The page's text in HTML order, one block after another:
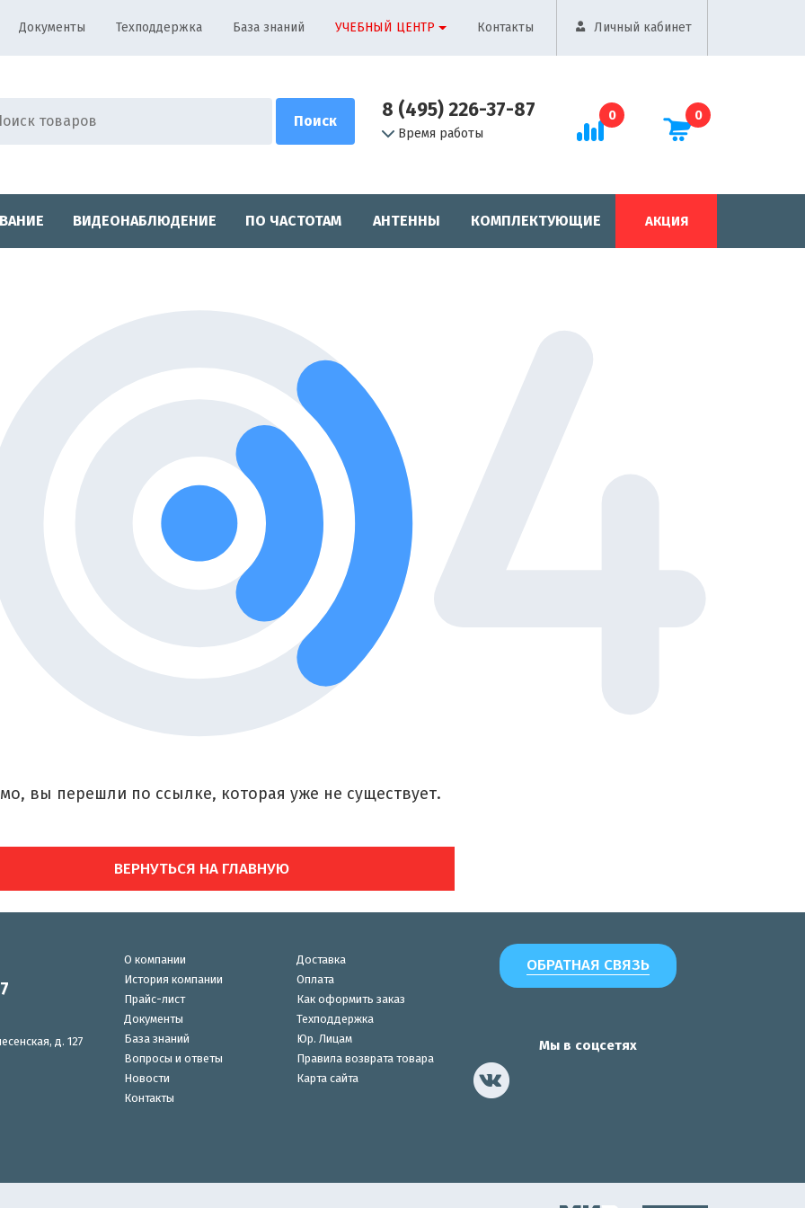
Документы Техподдержка База знаний УЧЕБНЫЙ ЦЕНТР Контакты Личный кабинет
8 (495) 226-37-87
Время работы
0 0
ВИДЕОНАБЛЮДЕНИЕ ПО ЧАСТОТАМ АНТЕННЫ КОМПЛЕКТУЮЩИЕ АКЦИЯ
вы перешли по ссылке, которая уже не существует.
ВЕРНУТЬСЯ НА ГЛАВНУЮ
д. 127
О компании
История компании
Прайс-лист
Документы
База знаний
Вопросы и ответы
Новости
Контакты
Доставка
Оплата
Как оформить заказ
Техподдержка
Юр. Лицам
Правила возврата товара
Карта сайта
ОБРАТНАЯ СВЯЗЬ
Мы в соцсетях